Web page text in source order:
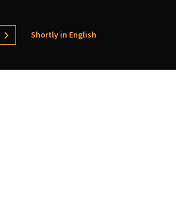
Shortly in English